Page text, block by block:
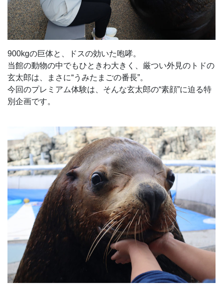
900kgの巨体と、ドスの効いた咆哮。
当館の動物の中でもひときわ大きく、厳つい外見のトドの
玄太郎は、まさに“うみたまごの番長”。
今回のプレミアム体験は、そんな玄太郎の“素顔”に迫る特
別企画です。